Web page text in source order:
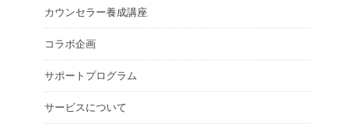
カウンセラー養成講座
コラボ企画
サポートプログラム
サービスについて